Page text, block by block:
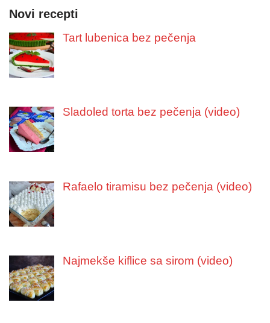
Novi recepti
Tart lubenica bez pečenja
Sladoled torta bez pečenja (video)
Rafaelo tiramisu bez pečenja (video)
Najmekše kiflice sa sirom (video)